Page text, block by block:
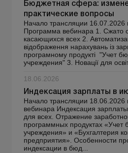
Бюджетная сфера:
практические вопросы
Начало трансляции 16.07.2026
Программа вебинара 1. Сжато
касающихся всех 2.
відображення нарахувань із
програмному продукті "Учет
учреждения" 3. Новації для
18.06.2026
Индексация зарплаты в
Начало трансляции
вебинара Индексация
для всех. Отражение
программных продуктах «Учет
учреждения» и «Бухгалтерия
предприятия». Особенности
индексации в бюд...